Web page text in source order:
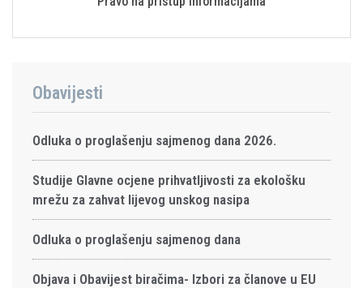
Obavijesti
Odluka o proglašenju sajmenog dana 2026.
Studije Glavne ocjene prihvatljivosti za ekološku
mrežu za zahvat lijevog unskog nasipa
Odluka o proglašenju sajmenog dana
Objava i Obavijest biračima- Izbori za članove u EU